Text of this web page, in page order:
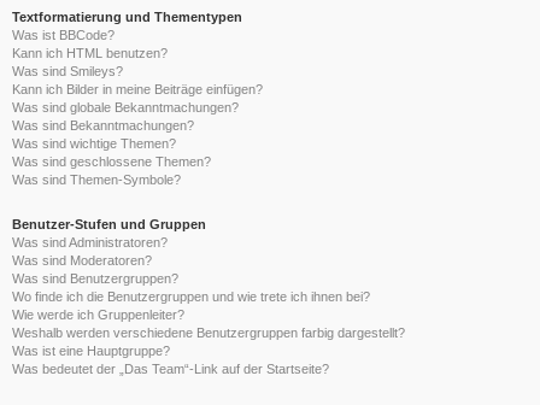
Textformatierung und Thementypen
Was ist BBCode?
Kann ich HTML benutzen?
Was sind Smileys?
Kann ich Bilder in meine Beiträge einfügen?
Was sind globale Bekanntmachungen?
Was sind Bekanntmachungen?
Was sind wichtige Themen?
Was sind geschlossene Themen?
Was sind Themen-Symbole?
Benutzer-Stufen und Gruppen
Was sind Administratoren?
Was sind Moderatoren?
Was sind Benutzergruppen?
Wo finde ich die Benutzergruppen und wie trete ich ihnen bei?
Wie werde ich Gruppenleiter?
Weshalb werden verschiedene Benutzergruppen farbig dargestellt?
Was ist eine Hauptgruppe?
Was bedeutet der „Das Team“-Link auf der Startseite?